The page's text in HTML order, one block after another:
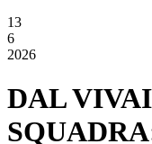
13
6
2026
DAL